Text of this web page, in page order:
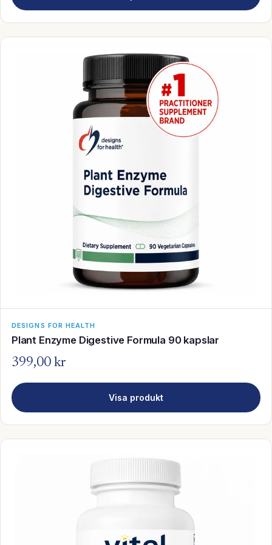
DESIGNS FOR HEALTH
Plant Enzyme Digestive Formula 90 kapslar
399,00 kr
Visa produkt